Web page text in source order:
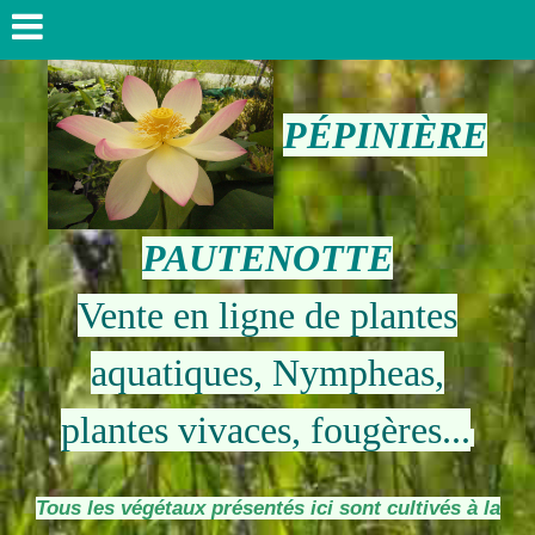
PÉPINIÈRE
PAUTENOTTE
Vente en ligne de plantes
aquatiques, Nympheas,
plantes vivaces, fougères...
Tous les végétaux présentés ici sont cultivés à la